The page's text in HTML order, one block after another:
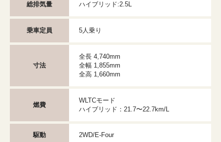
総排気量 ハイブリッド:2.5L
乗車定員 5人乗り
寸法
全長 4,740mm
全幅 1,855mm
全高 1,660mm
燃費
WLTCモード
ハイブリッド：21.7〜22.7km/L
駆動 2WD/E-Four